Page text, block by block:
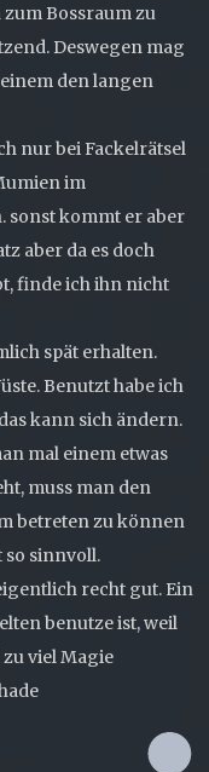
Bossraum zu
Deswegen mag
den langen
nur bei Fackelrätsel
im
sonst kommt er aber
aber da es doch
finde ich ihn nicht
spät erhalten.
Benutzt habe ich
kann sich ändern.
mal einem etwas
muss man den
betreten zu können
so sinnvoll.
recht gut. Ein
benutze ist, weil
viel Magie